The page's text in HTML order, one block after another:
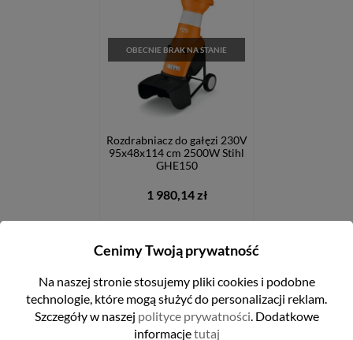
OBECNIE BRAK NA STANIE
Rozdrabniacz do gałęzi 230V
95x48x114 cm 2500W Stihl
GHE150
1 980,14 zł
Cenimy Twoją prywatność
Na naszej stronie stosujemy pliki cookies i podobne
technologie, które mogą służyć do personalizacji reklam.
Szczegóły w naszej polityce prywatności. Dodatkowe
informacjetutaj